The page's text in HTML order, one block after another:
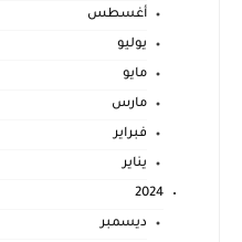
أغسطس
يوليو
مايو
مارس
فبراير
يناير
2024
ديسمبر